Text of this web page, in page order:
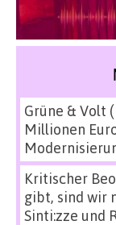
Grüne & Volt
Millionen
Kritischer
gibt, sind wir
Sinti:zze und